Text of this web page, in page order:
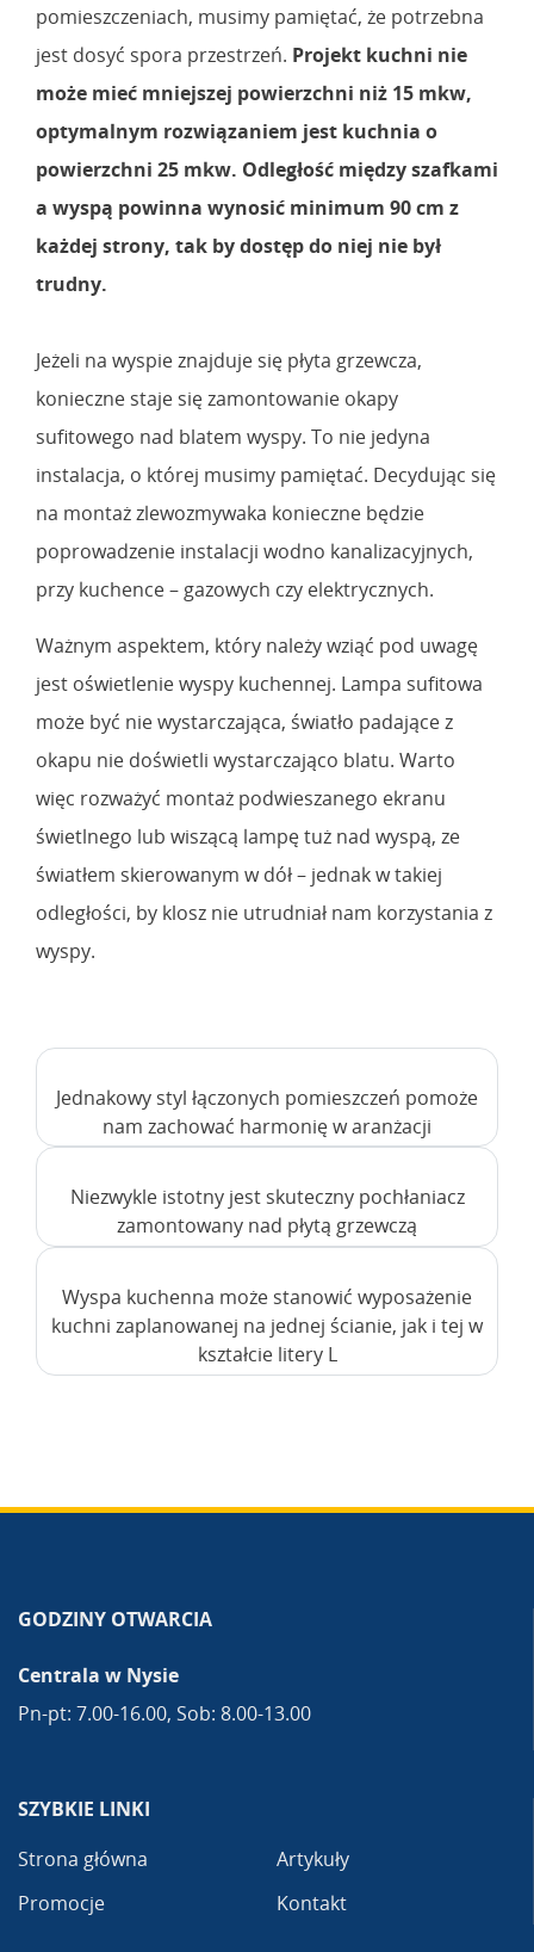
pomieszczeniach, musimy pamiętać, że potrzebna
jest dosyć spora przestrzeń. Projekt kuchni nie
może mieć mniejszej powierzchni niż 15 mkw,
optymalnym rozwiązaniem jest kuchnia o
powierzchni 25 mkw. Odległość między szafkami
a wyspą powinna wynosić minimum 90 cm z
każdej strony, tak by dostęp do niej nie był
trudny.
Jeżeli na wyspie znajduje się płyta grzewcza,
konieczne staje się zamontowanie okapy
sufitowego nad blatem wyspy. To nie jedyna
instalacja, o której musimy pamiętać. Decydując się
na montaż zlewozmywaka konieczne będzie
poprowadzenie instalacji wodno kanalizacyjnych,
przy kuchence – gazowych czy elektrycznych.
Ważnym aspektem, który należy wziąć pod uwagę
jest oświetlenie wyspy kuchennej. Lampa sufitowa
może być nie wystarczająca, światło padające z
okapu nie doświetli wystarczająco blatu. Warto
więc rozważyć montaż podwieszanego ekranu
świetlnego lub wiszącą lampę tuż nad wyspą, ze
światłem skierowanym w dół – jednak w takiej
odległości, by klosz nie utrudniał nam korzystania z
wyspy.
Jednakowy styl łączonych pomieszczeń pomoże
nam zachować harmonię w aranżacji
Niezwykle istotny jest skuteczny pochłaniacz
zamontowany nad płytą grzewczą
Wyspa kuchenna może stanowić wyposażenie
kuchni zaplanowanej na jednej ścianie, jak i tej w
kształcie litery L
GODZINY OTWARCIA
Centrala w Nysie
Pn-pt: 7.00-16.00, Sob: 8.00-13.00
SZYBKIE LINKI
Strona główna
Promocje
Artykuły
Kontakt